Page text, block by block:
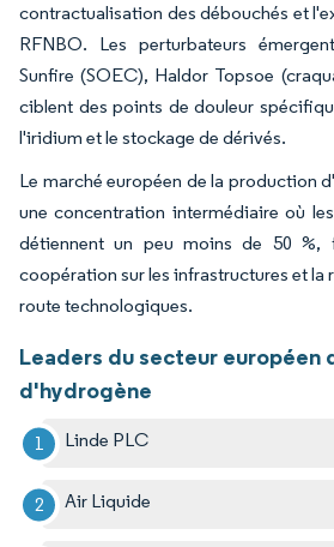
contractualisation des débouchés et
RFNBO. Les perturbateurs
Sunfire (SOEC), Haldor Topsoe
ciblent des points de douleur
l'iridium et le stockage de dérivés.
Le marché européen de la production
une concentration intermédiaire où
détiennent un peu moins de 50
coopération sur les infrastructures et la
route technologiques.
Leaders du secteur européen
d'hydrogène
Linde PLC
Air Liquide